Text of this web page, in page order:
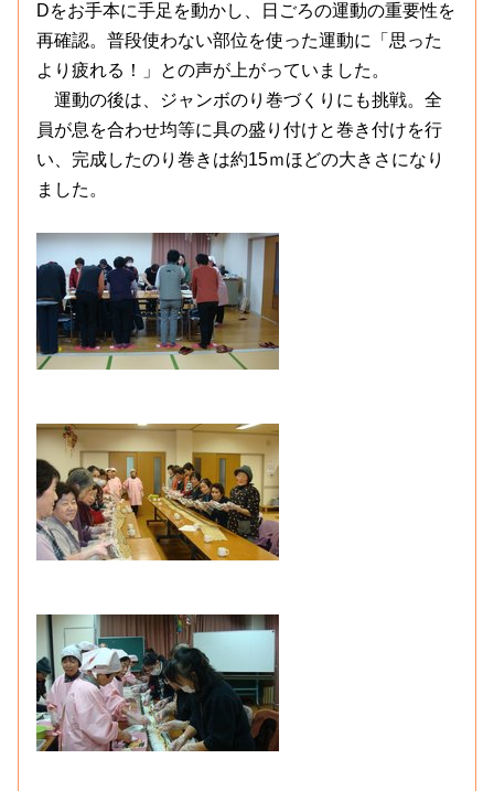
Dをお手本に手足を動かし、日ごろの運動の重要性を
再確認。普段使わない部位を使った運動に「思った
より疲れる！」との声が上がっていました。
運動の後は、ジャンボのり巻づくりにも挑戦。全
員が息を合わせ均等に具の盛り付けと巻き付けを行
い、完成したのり巻きは約15ｍほどの大きさになり
ました。